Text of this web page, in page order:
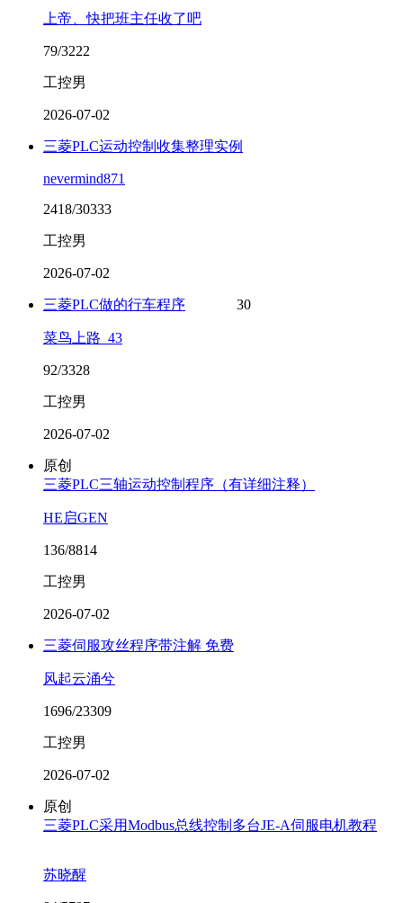
上帝、快把班主任收了吧
79/3222
工控男
2026-07-02
三菱PLC运动控制收集整理实例
nevermind871
2418/30333
工控男
2026-07-02
三菱PLC做的行车程序 30
菜鸟上路_43
92/3328
工控男
2026-07-02
原创
三菱PLC三轴运动控制程序（有详细注释）
HE启GEN
136/8814
工控男
2026-07-02
三菱伺服攻丝程序带注解 免费
风起云涌兮
1696/23309
工控男
2026-07-02
原创
三菱PLC采用Modbus总线控制多台JE-A伺服电机教程
苏晓醒